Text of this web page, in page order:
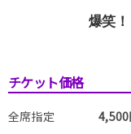
爆笑
チケット価格
全席指定